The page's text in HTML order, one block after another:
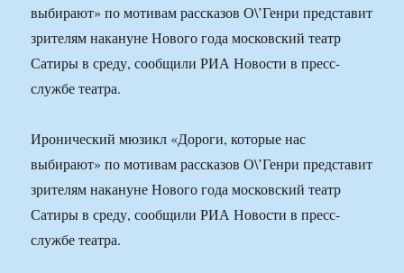
выбирают» по мотивам рассказов О\’Генри представит
зрителям накануне Нового года московский театр
Сатиры в среду, сообщили РИА Новости в пресс-
службе театра.
Иронический мюзикл «Дороги, которые нас
выбирают» по мотивам рассказов О\’Генри представит
зрителям накануне Нового года московский театр
Сатиры в среду, сообщили РИА Новости в пресс-
службе театра.